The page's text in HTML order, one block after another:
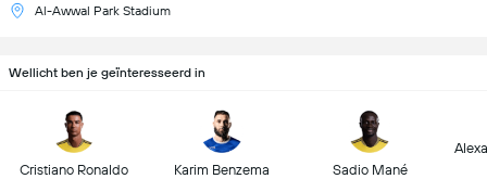
Al-Awwal Park Stadium
Wellicht ben je geïnteresseerd in
Cristiano Ronaldo Karim Benzema Sadio Mané